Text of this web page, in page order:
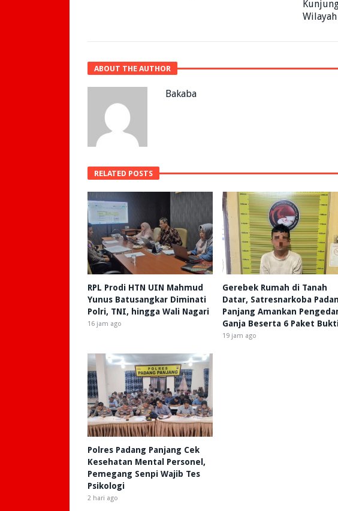
ABOUT THE AUTHOR
Bakaba
RELATED POSTS
RPL Prodi HTN UIN Mahmud
Yunus Batusangkar Diminati
Polri, TNI, hingga Wali Nagari
16 jam ago
Gerebek Rumah di Tanah
Datar, Satresnarkoba
Panjang Amankan
Ganja Beserta 6 Paket
19 jam ago
Polres Padang Panjang Cek
Kesehatan Mental Personel,
Pemegang Senpi Wajib Tes
Psikologi
2 hari ago